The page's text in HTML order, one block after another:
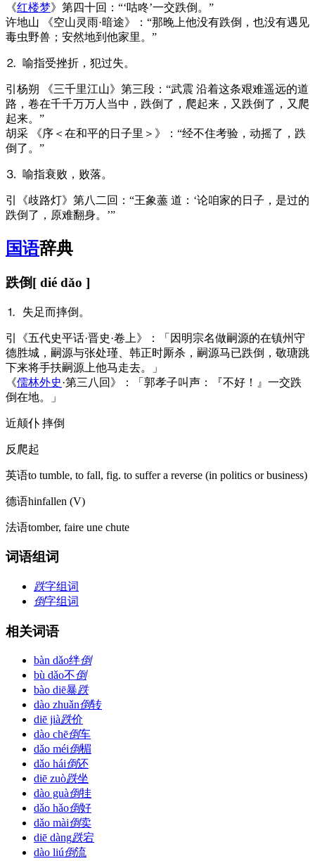
《红楼梦》第四十回：“‘咕咚’一交跌倒。”
许地山 《空山灵雨·暗途》：“那晚上他没有跌倒，也没有遇见
毒虫野兽；安然地到他家里。”
⒉ 喻指受挫折，犯过失。
引 杨朔 《三千里江山》第三段：“武震 沿着这条艰难遥远的道
路，卷在千千万万人当中，跌倒了，爬起来，又跌倒了，又爬
起来。”
胡采 《序＜在和平的日子里＞》：“经不住考验，动摇了，跌
倒了。”
⒊ 喻指衰败，败落。
引
《歧路灯》第八二回：“王象藎 道：‘论咱家的日子，是过的
跌倒了，原难翻身。’”
国语辞典
跌倒[ dié dǎo ]
⒈ 失足而摔倒。
引
《五代史平话·晋史·卷上》：「因明宗名做嗣源的在镇州守
德胜城，嗣源与张处瑾、韩正时厮杀，嗣源马已跌倒，敬瑭跳
下来将手扶嗣源上他马走去。」
《儒林外史·第三八回》：「郭孝子叫声：『不好！』一交跌
倒在地。」
近颠仆 摔倒
反 爬起
英语to tumble, to fall, fig. to suffer a reverse (in politics or business)​
德语hinfallen (V)​
法语tomber, faire une chute
词语组词
跌字组词
倒字组词
相关词语
bàn dǎo绊倒
bù dǎo不倒
bào diē暴跌
dào zhuǎn倒转
diē jià跌价
dào chē倒车
dǎo méi倒楣
dǎo hái倒还
diē zuò跌坐
dào guà倒挂
dǎo hǎo倒好
dǎo mài倒卖
diē dàng跌宕
dào liú倒流